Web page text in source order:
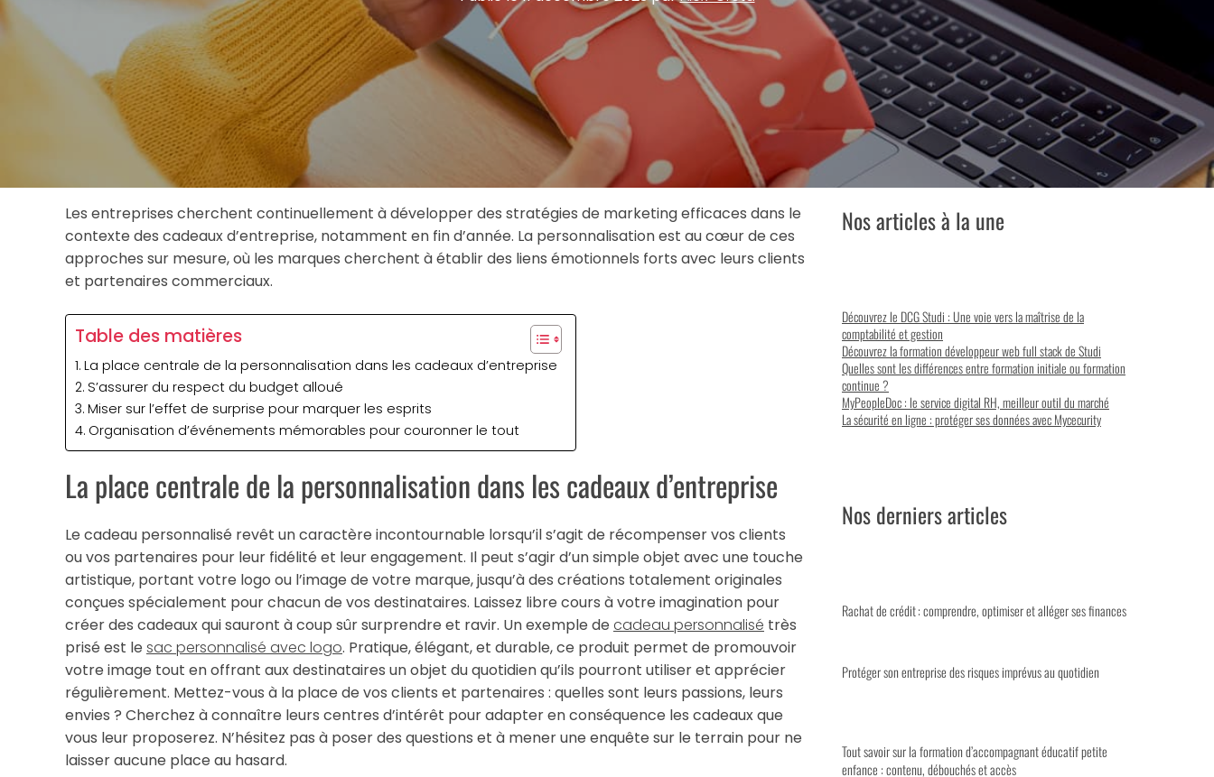
Les entreprises cherchent continuellement à développer des stratégies de marketing efficaces dans le
contexte des cadeaux d’entreprise, notamment en fin d’année. La personnalisation est au cœur de ces
approches sur mesure, où les marques cherchent à établir des liens émotionnels forts avec leurs clients
et partenaires commerciaux.
Table des matières
La place centrale de la personnalisation dans les cadeaux d’entreprise
S’assurer du respect du budget alloué
Miser sur l’effet de surprise pour marquer les esprits
Organisation d’événements mémorables pour couronner le tout
La place centrale de la personnalisation dans les cadeaux d’entreprise
Le cadeau personnalisé revêt un caractère incontournable lorsqu’il s’agit de récompenser vos clients
ou vos partenaires pour leur fidélité et leur engagement. Il peut s’agir d’un simple objet avec une touche
artistique, portant votre logo ou l’image de votre marque, jusqu’à des créations totalement originales
conçues spécialement pour chacun de vos destinataires. Laissez libre cours à votre imagination pour
créer des cadeaux qui sauront à coup sûr surprendre et ravir. Un exemple de cadeau personnalisé très
prisé est le sac personnalisé avec logo. Pratique, élégant, et durable, ce produit permet de promouvoir
votre image tout en offrant aux destinataires un objet du quotidien qu’ils pourront utiliser et apprécier
régulièrement. Mettez-vous à la place de vos clients et partenaires : quelles sont leurs passions, leurs
envies ? Cherchez à connaître leurs centres d’intérêt pour adapter en conséquence les cadeaux que
vous leur proposerez. N’hésitez pas à poser des questions et à mener une enquête sur le terrain pour ne
laisser aucune place au hasard.
Nos articles à la une
Découvrez le DCG Studi : Une voie vers la maîtrise de la
comptabilité et gestion
Découvrez la formation développeur web full stack de Studi
Quelles sont les différences entre formation initiale ou formation
continue ?
MyPeopleDoc : le service digital RH, meilleur outil du marché
La sécurité en ligne : protéger ses données avec Mycecurity
Nos derniers articles
Rachat de crédit : comprendre, optimiser et alléger ses finances
Protéger son entreprise des risques imprévus au quotidien
Tout savoir sur la formation d’accompagnant éducatif petite
enfance : contenu, débouchés et accès